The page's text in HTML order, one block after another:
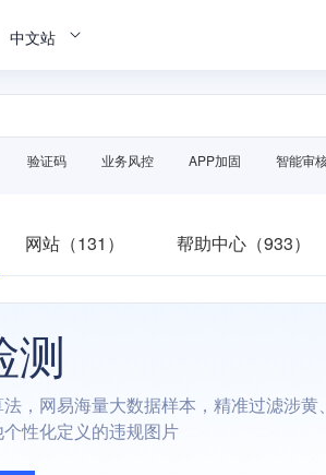
中文站
验证码 业务风控 APP加固 智能审
网站（131） 帮助中心（933）
测
，网易海量大数据样本，精准过滤涉黄
性化定义的违规图片